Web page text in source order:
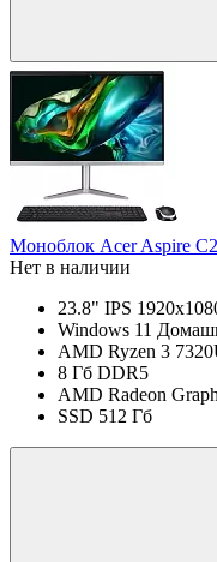
Моноблок Acer Aspire
Нет в наличии
23.8" IPS
Windows 11
AMD Ryzen 3
8 Гб DDR5
AMD Radeon
SSD 512 Гб